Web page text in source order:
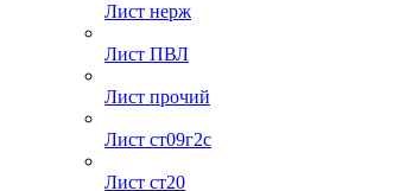
Лист нерж
Лист ПВЛ
Лист прочий
Лист ст09г2с
Лист ст20